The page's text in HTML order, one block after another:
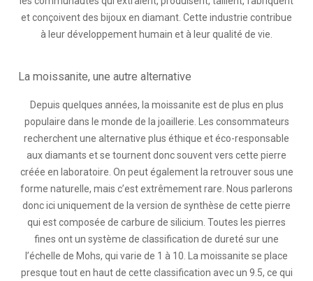
et conçoivent des bijoux en diamant. Cette industrie contribue
à leur développement humain et à leur qualité de vie.
La moissanite, une autre alternative
Depuis quelques années, la moissanite est de plus en plus
populaire dans le monde de la joaillerie. Les consommateurs
recherchent une alternative plus éthique et éco-responsable
aux diamants et se tournent donc souvent vers cette pierre
créée en laboratoire. On peut également la retrouver sous une
forme naturelle, mais c’est extrêmement rare. Nous parlerons
donc ici uniquement de la version de synthèse de cette pierre
qui est composée de carbure de silicium. Toutes les pierres
fines ont un système de classification de dureté sur une
l’échelle de Mohs, qui varie de 1 à 10. La moissanite se place
presque tout en haut de cette classification avec un 9.5, ce qui